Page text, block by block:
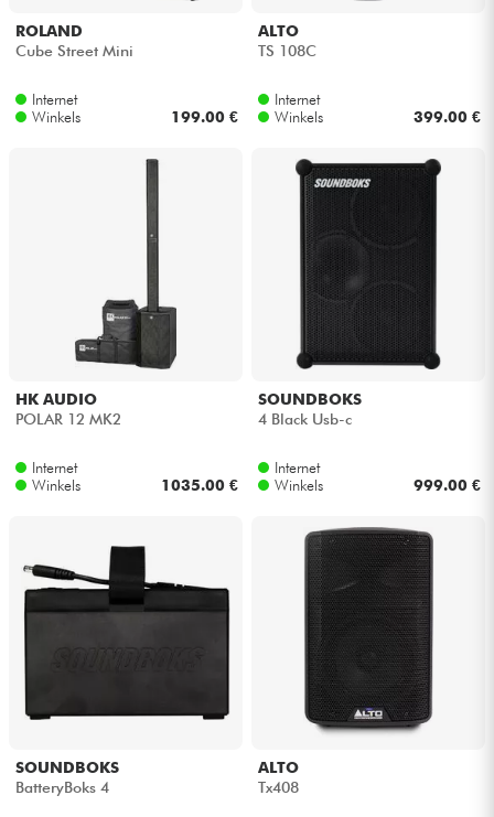
ROLAND
Cube Street Mini
Internet
Winkels
199.00 €
ALTO
TS 108C
Internet
Winkels
399.00 €
HK AUDIO
POLAR 12 MK2
Internet
Winkels
1035.00 €
SOUNDBOKS
4 Black Usb-c
Internet
Winkels
999.00 €
SOUNDBOKS
BatteryBoks 4
ALTO
Tx408